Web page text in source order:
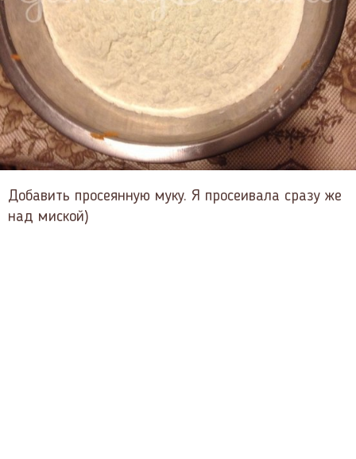
Добавить просеянную муку. Я просеивала сразу же
над миской)